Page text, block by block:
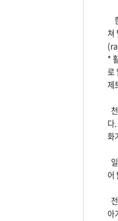
쳐
*
로
제
다
화
어
아